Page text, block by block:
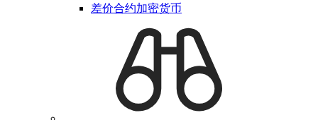
差价合约加密货币